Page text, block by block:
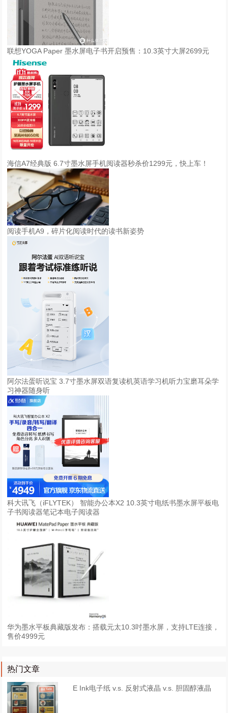
联想YOGA Paper 墨水屏电子书开启预售：10.3英寸大屏2699元
海信A7经典版 6.7寸墨水屏手机阅读器秒杀价1299元，快上车！
阅读手机A9，碎片化阅读时代的读书新姿势
阿尔法蛋听说宝 3.7寸墨水屏双语复读机英语学习机听力宝磨耳朵学
习神器随身听
科大讯飞（iFLYTEK） 智能办公本X2 10.3英寸电纸书墨水屏平板电
子书阅读器笔记本电子阅读器
华为墨水平板典藏版发布：搭载元太10.3吋墨水屏，支持LTE连接，
售价4999元
热门文章
E Ink电子纸 v.s. 反射式液晶 v.s. 胆固醇液晶